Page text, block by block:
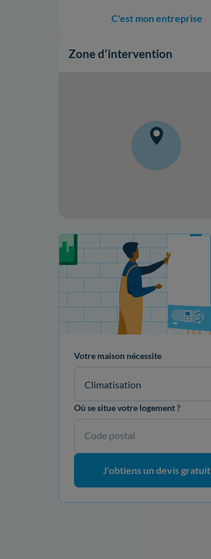
C'est mon entreprise
Zone d'intervention
Votre projet de rénovation
Votre maison nécessite
Climatisation
Où se situe votre logement ?
Code postal
J'obtiens un devis gratuit